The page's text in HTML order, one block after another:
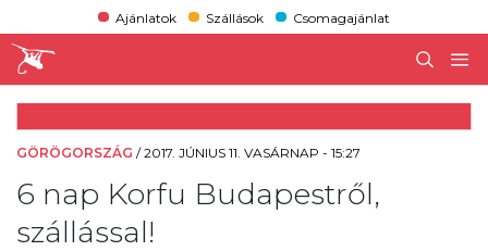
Ajánlatok Szállások Csomagajánlat
GÖRÖGORSZÁG /2017. JÚNIUS 11. VASÁRNAP - 15:27
6 nap Korfu Budapestről,
szállással!